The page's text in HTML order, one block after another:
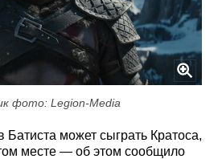
фото: Legion-Media
Батиста может сыграть Кратоса,
месте — об этом сообщило